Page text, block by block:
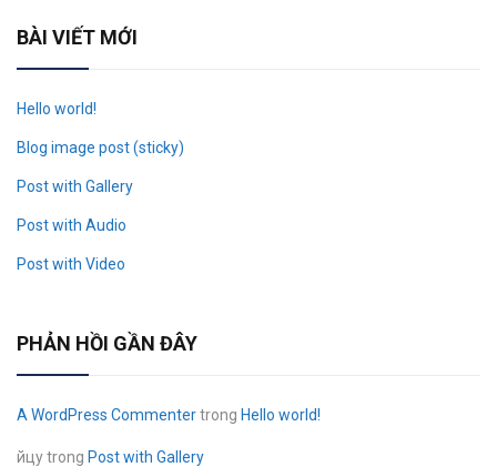
BÀI VIẾT MỚI
Hello world!
Blog image post (sticky)
Post with Gallery
Post with Audio
Post with Video
PHẢN HỒI GẦN ĐÂY
A WordPress Commentertrong Hello world!
йцуtrong Post with Gallery